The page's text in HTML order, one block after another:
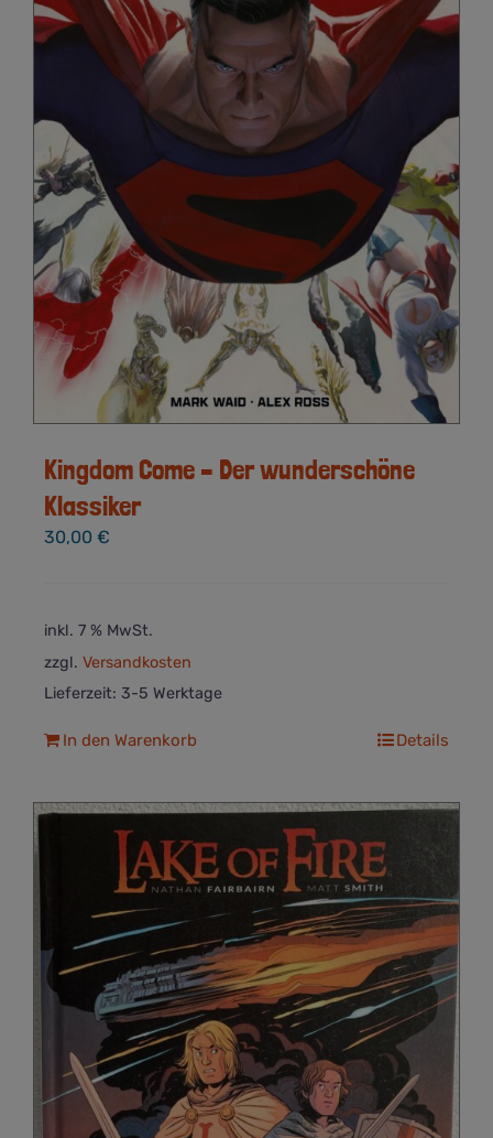
Kingdom Come – Der wunderschöne
Klassiker
30,00 €
inkl. 7 % MwSt.
zzgl. Versandkosten
Lieferzeit: 3-5 Werktage
In den Warenkorb Details